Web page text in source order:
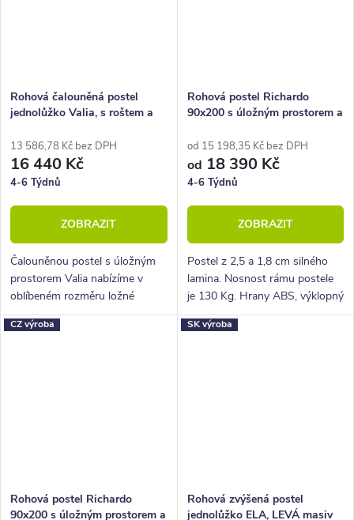
Rohová čalouněná postel
jednolůžko Valia, s roštem a
13 586,78 Kč bez DPH
16 440 Kč
4-6 Týdnů
ZOBRAZIT
Čalouněnou postel s úložným
prostorem Valia nabízíme v
oblíbeném rozměru ložné
plochy 90x200 a 80x200 cm.
Rohová postel Richardo
90x200 s úložným prostorem a
od 15 198,35 Kč bez DPH
od 18 390 Kč
4-6 Týdnů
ZOBRAZIT
Postel z 2,5 a 1,8 cm silného
lamina. Nosnost rámu postele
je 130 Kg. Hrany ABS, výklopný
rošt v ceně.
CZ výroba
Rohová postel Richardo
90x200 s úložným prostorem a
SK výroba
Rohová zvýšená postel
jednolůžko ELA, LEVÁ masiv